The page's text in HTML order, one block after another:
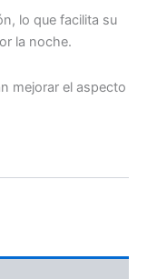
lo que facilita su
la noche.
mejorar el aspecto